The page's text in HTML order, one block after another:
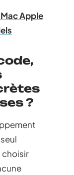
Apple
?
choisir